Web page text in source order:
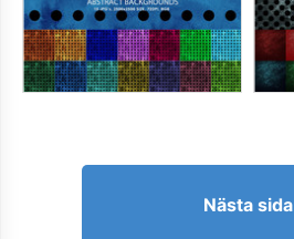
Nästa sida